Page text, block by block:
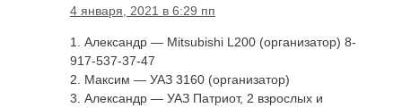
4 января, 2021 в 6:29 пп
1. Александр — Mitsubishi L200 (организатор) 8-
917-537-37-47
2. Максим — УАЗ 3160 (организатор)
3. Александр — УАЗ Патриот, 2 взрослых и